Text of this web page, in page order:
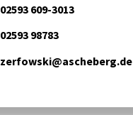
02593 609-3013
02593 98783
zerfowski@ascheberg.de